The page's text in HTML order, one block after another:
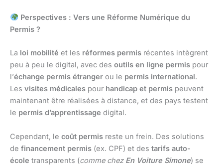
Perspectives : Vers une Réforme Numérique du
Permis ?
La loi mobilité et les réformes permis récentes intègrent
peu à peu le digital, avec des outils en ligne permis pour
l’échange permis étranger ou le permis international.
Les visites médicales pour handicap et permis peuvent
maintenant être réalisées à distance, et des pays testent
le permis d’apprentissage digital.
Cependant, le coût permis reste un frein. Des solutions
de financement permis (ex. CPF) et des tarifs auto-
école transparents (comme chez En Voiture Simone) se